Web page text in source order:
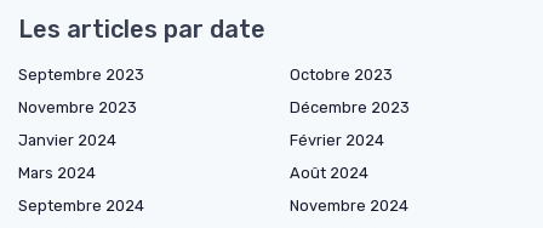
Les articles par date
Septembre 2023
Octobre 2023
Novembre 2023
Décembre 2023
Janvier 2024
Février 2024
Mars 2024
Août 2024
Septembre 2024
Novembre 2024